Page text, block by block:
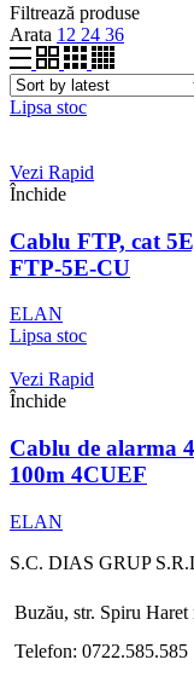
Filtrează produse
Arata 12 24 36
Lipsa stoc
Vezi Rapid
Închide
Cablu FTP, cat
FTP-5E-CU
ELAN
Lipsa stoc
Vezi Rapid
Închide
Cablu de alarma
100m 4CUEF
ELAN
S.C. DIAS GRUP
Buzău, str. Spiru Haret
Telefon: 0722.585.585